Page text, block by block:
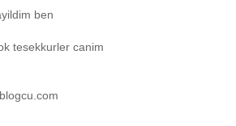
ben
tesekkurler canim